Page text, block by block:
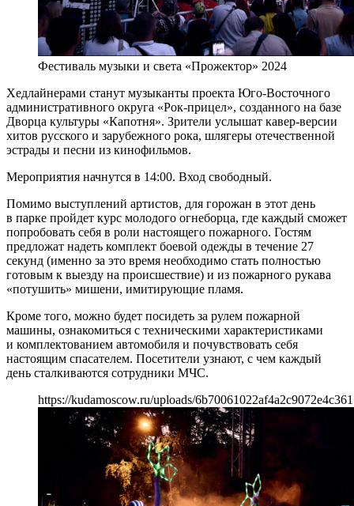
Фестиваль музыки и света «Прожектор» 2024
Хедлайнерами станут музыканты проекта Юго-Восточного
административного округа «Рок-прицел», созданного на базе
Дворца культуры «Капотня». Зрители услышат кавер-версии
хитов русского и зарубежного рока, шлягеры отечественной
эстрады и песни из кинофильмов.
Мероприятия начнутся в 14:00. Вход свободный.
Помимо выступлений артистов, для горожан в этот день
в парке пройдет курс молодого огнеборца, где каждый сможет
попробовать себя в роли настоящего пожарного. Гостям
предложат надеть комплект боевой одежды в течение 27
секунд (именно за это время необходимо стать полностью
готовым к выезду на происшествие) и из пожарного рукава
«потушить» мишени, имитирующие пламя.
Кроме того, можно будет посидеть за рулем пожарной
машины, ознакомиться с техническими характеристиками
и комплектованием автомобиля и почувствовать себя
настоящим спасателем. Посетители узнают, с чем каждый
день сталкиваются сотрудники МЧС.
https://kudamoscow.ru/uploads/